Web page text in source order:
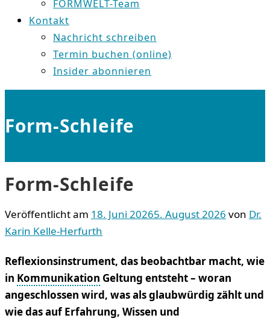
FORMWELT-Team
Kontakt
Nachricht schreiben
Termin buchen (online)
Insider abonnieren
Form-Schleife
Form-Schleife
Veröffentlicht am 18. Juni 20265. August 2026 von Dr.
Karin Kelle-Herfurth
Reflexionsinstrument, das beobachtbar macht, wie
in Kommunikation Geltung entsteht – woran
angeschlossen wird, was als glaubwürdig zählt und
wie das auf Erfahrung, Wissen und